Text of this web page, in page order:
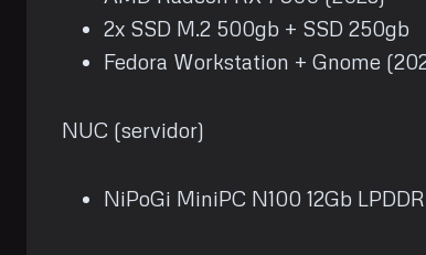
2x SSD M.2 500gb + SSD 250gb
Fedora Workstation + Gnome
NUC (servidor)
NiPoGi MiniPC N100 12Gb